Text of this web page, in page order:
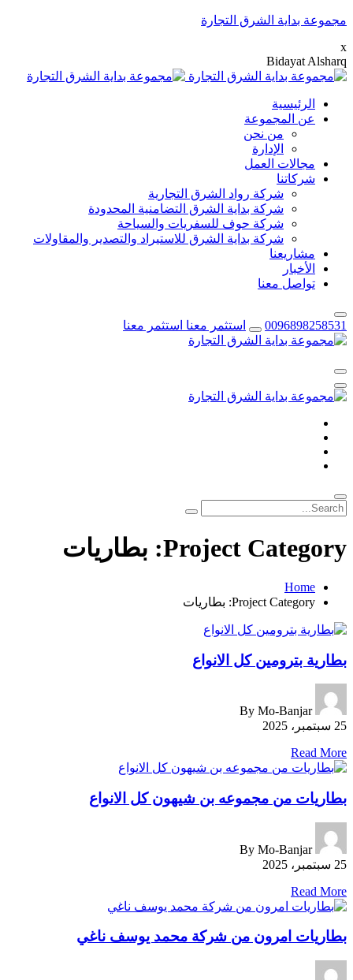
مجموعة بداية الشرق التجارة
x
Bidayat Alsharq
الرئيسية
عن المجموعة
من نحن
الإدارة
مجالات العمل
شركاتنا
شركة رواد الشرق التجارية
شركة بداية الشرق التضامنية المحدودة
شركة حوف للسفريات والسياحة
شركة بداية الشرق للاستيراد والتصدير والمقاولات
مشاريعنا
الأخبار
تواصل معنا
0096898258531 استثمر معنا استثمر معنا
Project Category: بطاريات
Home
Project Category: بطاريات
بطارية بترومين كل الانواع
By Mo-Banjar
25 سبتمبر، 2025
Read More
بطاريات من مجموعه بن شيهون كل الانواع
By Mo-Banjar
25 سبتمبر، 2025
Read More
بطاريات امرون من شركة محمد يوسف ناغي